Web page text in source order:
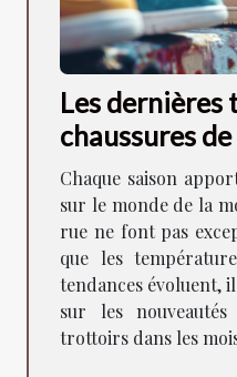
Les dernières
chaussures
saison à venir
Chaque saison
sur le monde de la
rue ne font pas
que les
tendances évoluent,
sur les
trottoirs dans les